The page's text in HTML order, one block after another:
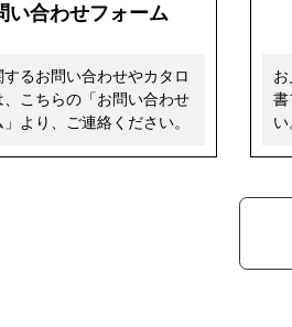
い合わせフォーム
るお問い合わせやカタロ
、こちらの「お問い合わせ
より、ご連絡ください。
書